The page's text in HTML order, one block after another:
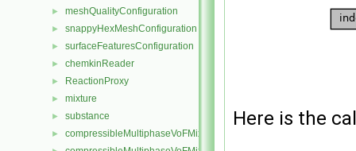
► meshQualityConfiguration
► snappyHexMeshConfiguration
► surfaceFeaturesConfiguration
► chemkinReader
► ReactionProxy
► mixture
► substance
► compressibleMultiphaseVoFMixture
Here is the